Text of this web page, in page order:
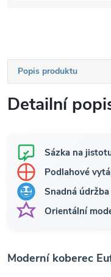
Popis produktu
Detailní
Sázka na
Podlahové
Snadná údržba
Orientální
Moderní koberec